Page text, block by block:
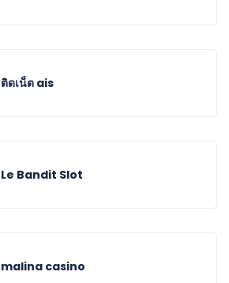
ติดเน็ต ais
Le Bandit Slot
malina casino